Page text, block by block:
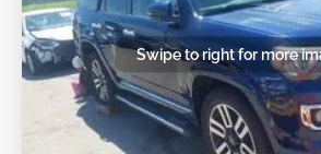
Swipe to right for more